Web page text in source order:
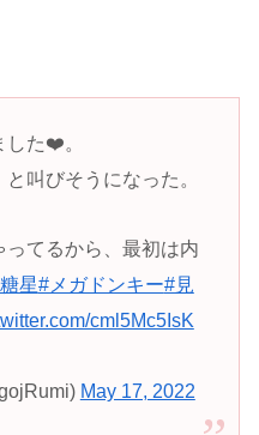
した❤️。
叫びそうになった。
てるから、最初は内
星#メガドンキー#見
cml5Mc5IsK
May 17, 2022